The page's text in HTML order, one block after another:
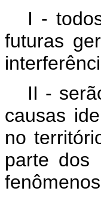
I -
futuras
II -
causas
no
parte dos